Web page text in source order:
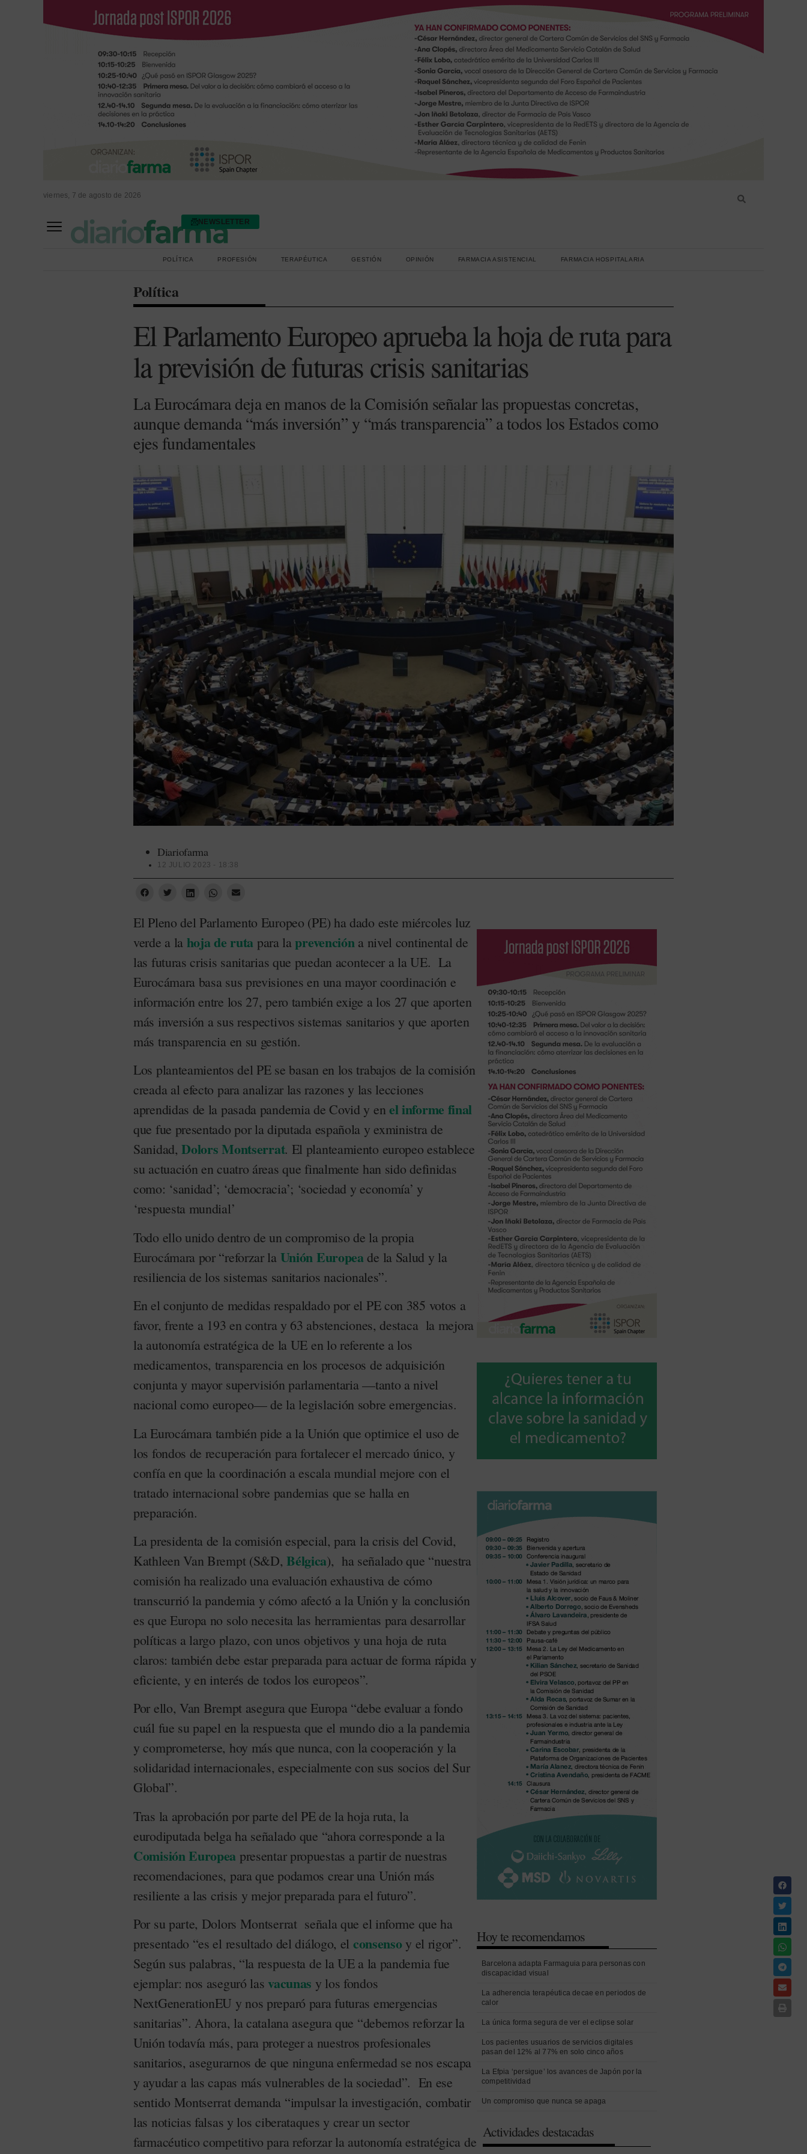
viernes, 7 de agosto de 2026
NEWSLETTER
POLÍTICA PROFESIÓN TERAPÉUTICA GESTIÓN OPINIÓN FARMACIA ASISTENCIAL FARMACIA HOSPITALARIA
Política
El Parlamento Europeo aprueba la hoja de ruta para
la previsión de futuras crisis sanitarias
La Eurocámara deja en manos de la Comisión señalar las propuestas concretas,
aunque demanda “más inversión” y “más transparencia” a todos los Estados como
ejes fundamentales
Diariofarma
12 JULIO 2023 - 18:38
El Pleno del Parlamento Europeo (PE) ha dado este miércoles luz
verde a la hoja de ruta para laprevencióna nivel continental de
las futuras crisis sanitarias que puedan acontecer a la UE. La
Eurocámara basa sus previsiones en una mayor coordinación e
información entre los 27, pero también exige a los 27 que aporten
más inversión a sus respectivos sistemas sanitarios y que aporten
más transparencia en su gestión.
Los planteamientos del PE se basan en los trabajos de la comisión
creada al efecto para analizar las razones y las lecciones
aprendidas de la pasada pandemia de Covid y en el informe final
que fue presentado por la diputada española y exministra de
Sanidad,Dolors Montserrat. El planteamiento europeo establece
su actuación en cuatro áreas que finalmente han sido definidas
como: ‘sanidad’; ‘democracia’; ‘sociedad y economía’ y
‘respuesta mundial’
Todo ello unido dentro de un compromiso de la propia
Eurocámara por “reforzar la Unión Europeade la Salud y la
resiliencia de los sistemas sanitarios nacionales”.
En el conjunto de medidas respaldado por el PE con 385 votos a
favor, frente a 193 en contra y 63 abstenciones, destaca la mejora
la autonomía estratégica de la UE en lo referente a los
medicamentos, transparencia en los procesos de adquisición
conjunta y mayor supervisión parlamentaria —tanto a nivel
nacional como europeo— de la legislación sobre emergencias.
La Eurocámara también pide a la Unión que optimice el uso de
los fondos de recuperación para fortalecer el mercado único, y
confía en que la coordinación a escala mundial mejore con el
tratado internacional sobre pandemias que se halla en
preparación.
La presidenta de la comisión especial, para la crisis del Covid,
Kathleen Van Brempt (S&D,Bélgica), ha señalado que “nuestra
comisión ha realizado una evaluación exhaustiva de cómo
transcurrió la pandemia y cómo afectó a la Unión y la conclusión
es que Europa no solo necesita las herramientas para desarrollar
políticas a largo plazo, con unos objetivos y una hoja de ruta
claros: también debe estar preparada para actuar de forma rápida y
eficiente, y en interés de todos los europeos”.
Por ello, Van Brempt asegura que Europa “debe evaluar a fondo
cuál fue su papel en la respuesta que el mundo dio a la pandemia
y comprometerse, hoy más que nunca, con la cooperación y la
solidaridad internacionales, especialmente con sus socios del Sur
Global”.
Tras la aprobación por parte del PE de la hoja ruta, la
eurodiputada belga ha señalado que “ahora corresponde a la
Comisión Europea presentar propuestas a partir de nuestras
recomendaciones, para que podamos crear una Unión más
resiliente a las crisis y mejor preparada para el futuro”.
Por su parte, Dolors Montserrat señala que el informe que ha
presentado “es el resultado del diálogo, el consensoy el rigor”.
Según sus palabras, “la respuesta de la UE a la pandemia fue
ejemplar: nos aseguró lasvacunas y los fondos
NextGenerationEU y nos preparó para futuras emergencias
sanitarias”. Ahora, la catalana asegura que “debemos reforzar la
Unión todavía más, para proteger a nuestros profesionales
sanitarios, asegurarnos de que ninguna enfermedad se nos escapa
y ayudar a las capas más vulnerables de la sociedad”. En ese
sentido Montserrat demanda “impulsar la investigación, combatir
las noticias falsas y los ciberataques y crear un sector
farmacéutico competitivo para reforzar la autonomía estratégica de
Hoy te recomendamos
Barcelona adapta Farmaguia para personas con
discapacidad visual
La adherencia terapéutica decae en periodos de
calor
La única forma segura de ver el eclipse solar
Los pacientes usuarios de servicios digitales
pasan del 12% al 77% en solo cinco años
La Efpia ‘persigue’ los avances de Japón por la
competitividad
Un compromiso que nunca se apaga
Actividades destacadas